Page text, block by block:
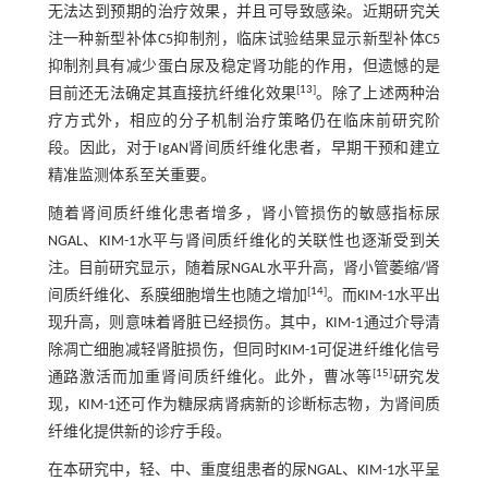
无法达到预期的治疗效果，并且可导致感染。近期研究关
注一种新型补体C5抑制剂，临床试验结果显示新型补体C5
抑制剂具有减少蛋白尿及稳定肾功能的作用，但遗憾的是
目前还无法确定其直接抗纤维化效果[13]。除了上述两种治
疗方式外，相应的分子机制治疗策略仍在临床前研究阶
段。因此，对于IgAN肾间质纤维化患者，早期干预和建立
精准监测体系至关重要。
随着肾间质纤维化患者增多，肾小管损伤的敏感指标尿
NGAL、KIM-1水平与肾间质纤维化的关联性也逐渐受到关
注。目前研究显示，随着尿NGAL水平升高，肾小管萎缩/肾
间质纤维化、系膜细胞增生也随之增加[14]。而KIM-1水平出
现升高，则意味着肾脏已经损伤。其中，KIM-1通过介导清
除凋亡细胞减轻肾脏损伤，但同时KIM-1可促进纤维化信号
通路激活而加重肾间质纤维化。此外，曹冰等[15]研究发
现，KIM-1还可作为糖尿病肾病新的诊断标志物，为肾间质
纤维化提供新的诊疗手段。
在本研究中，轻、中、重度组患者的尿NGAL、KIM-1水平呈